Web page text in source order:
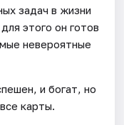
задач в жизни
этого он готов
невероятные
и богат, но
карты.